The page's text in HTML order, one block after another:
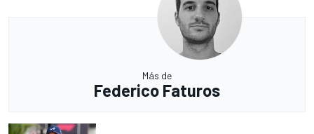
Más de
Federico Faturos